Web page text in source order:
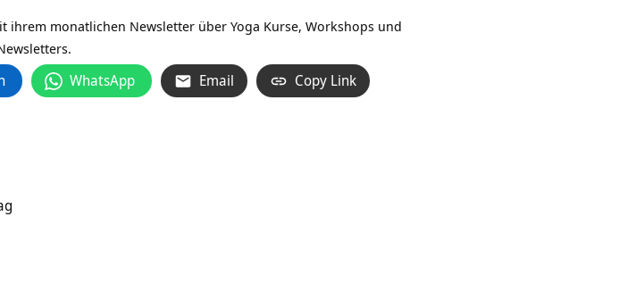
ihrem monatlichen Newsletter über Yoga Kurse, Workshops und
WhatsApp Email Copy Link